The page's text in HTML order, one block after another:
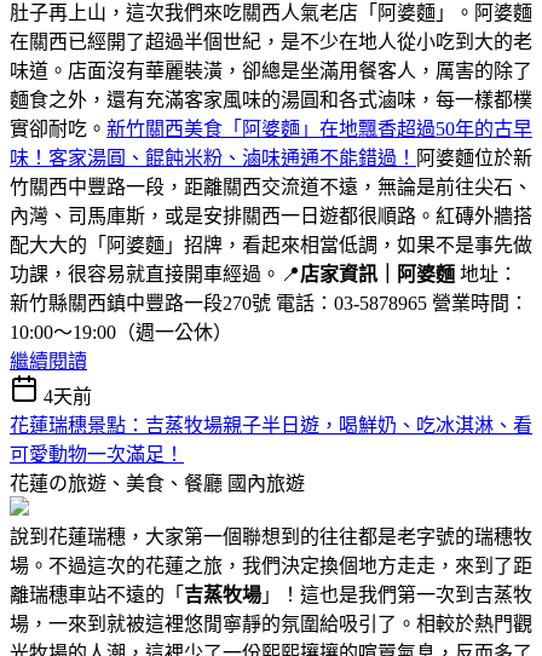
肚子再上山，這次我們來吃關西人氣老店「阿婆麵」。阿婆麵
在關西已經開了超過半個世紀，是不少在地人從小吃到大的老
味道。店面沒有華麗裝潢，卻總是坐滿用餐客人，厲害的除了
麵食之外，還有充滿客家風味的湯圓和各式滷味，每一樣都樸
實卻耐吃。 新竹關西美食「阿婆麵」在地飄香超過50年的古早
味！客家湯圓、餛飩米粉、滷味通通不能錯過！ 阿婆麵位於新
竹關西中豐路一段，距離關西交流道不遠，無論是前往尖石、
內灣、司馬庫斯，或是安排關西一日遊都很順路。紅磚外牆搭
配大大的「阿婆麵」招牌，看起來相當低調，如果不是事先做
功課，很容易就直接開車經過。📍店家資訊｜阿婆麵 地址：
新竹縣關西鎮中豐路一段270號 電話：03-5878965 營業時間：
10:00～19:00（週一公休）
繼續閱讀
4天前
花蓮瑞穗景點：吉蒸牧場親子半日遊，喝鮮奶、吃冰淇淋、看
可愛動物一次滿足！
花蓮の旅遊、美食、餐廳 國內旅遊
說到花蓮瑞穗，大家第一個聯想到的往往都是老字號的瑞穗牧
場。不過這次的花蓮之旅，我們決定換個地方走走，來到了距
離瑞穗車站不遠的「 吉蒸牧場 」！這也是我們第一次到吉蒸牧
場，一來到就被這裡悠閒寧靜的氛圍給吸引了。相較於熱門觀